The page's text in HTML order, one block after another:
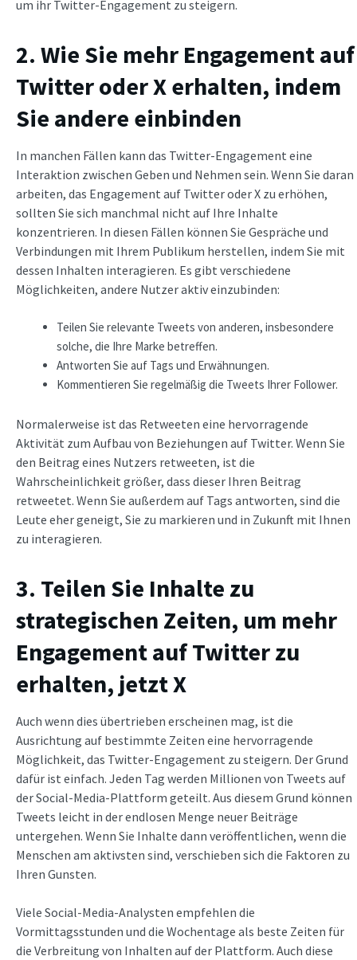
um ihr Twitter-Engagement zu steigern.
2. Wie Sie mehr Engagement auf
Twitter oder X erhalten, indem
Sie andere einbinden
In manchen Fällen kann das Twitter-Engagement eine
Interaktion zwischen Geben und Nehmen sein. Wenn Sie daran
arbeiten, das Engagement auf Twitter oder X zu erhöhen,
sollten Sie sich manchmal nicht auf Ihre Inhalte
konzentrieren. In diesen Fällen können Sie Gespräche und
Verbindungen mit Ihrem Publikum herstellen, indem Sie mit
dessen Inhalten interagieren. Es gibt verschiedene
Möglichkeiten, andere Nutzer aktiv einzubinden:
Teilen Sie relevante Tweets von anderen, insbesondere
solche, die Ihre Marke betreffen.
Antworten Sie auf Tags und Erwähnungen.
Kommentieren Sie regelmäßig die Tweets Ihrer Follower.
Normalerweise ist das Retweeten eine hervorragende
Aktivität zum Aufbau von Beziehungen auf Twitter. Wenn Sie
den Beitrag eines Nutzers retweeten, ist die
Wahrscheinlichkeit größer, dass dieser Ihren Beitrag
retweetet. Wenn Sie außerdem auf Tags antworten, sind die
Leute eher geneigt, Sie zu markieren und in Zukunft mit Ihnen
zu interagieren.
3. Teilen Sie Inhalte zu
strategischen Zeiten, um mehr
Engagement auf Twitter zu
erhalten, jetzt X
Auch wenn dies übertrieben erscheinen mag, ist die
Ausrichtung auf bestimmte Zeiten eine hervorragende
Möglichkeit, das Twitter-Engagement zu steigern. Der Grund
dafür ist einfach. Jeden Tag werden Millionen von Tweets auf
der Social-Media-Plattform geteilt. Aus diesem Grund können
Tweets leicht in der endlosen Menge neuer Beiträge
untergehen. Wenn Sie Inhalte dann veröffentlichen, wenn die
Menschen am aktivsten sind, verschieben sich die Faktoren zu
Ihren Gunsten.
Viele Social-Media-Analysten empfehlen die
Vormittagsstunden und die Wochentage als beste Zeiten für
die Verbreitung von Inhalten auf der Plattform. Auch diese